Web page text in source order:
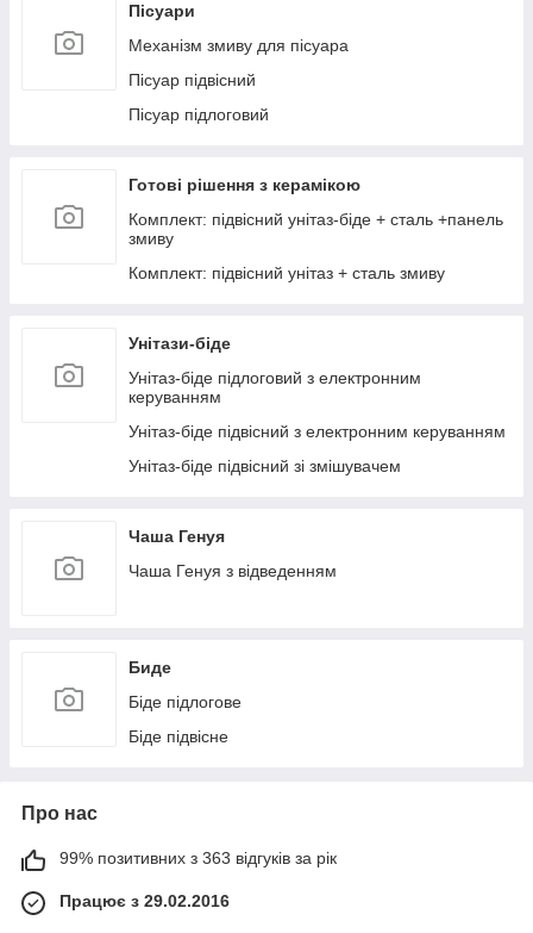
Пісуари
Механізм змиву для пісуара
Пісуар підвісний
Пісуар підлоговий
Готові рішення з керамікою
Комплект: підвісний унітаз-біде + сталь +панель
змиву
Комплект: підвісний унітаз + сталь змиву
Унітази-біде
Унітаз-біде підлоговий з електронним
керуванням
Унітаз-біде підвісний з електронним керуванням
Унітаз-біде підвісний зі змішувачем
Чаша Генуя
Чаша Генуя з відведенням
Биде
Біде підлогове
Біде підвісне
Про нас
99% позитивних з 363 відгуків за рік
Працює з 29.02.2016